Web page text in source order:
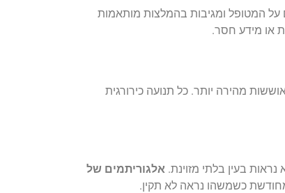
המטופל ומגיבות בהמלצות מותאמות
או מידע חסר.
מהירה יותר. כל תנועה כירורגית
בעין בלתי מזוינת. אלגוריתמים של
כשמשהו נראה לא תקין.